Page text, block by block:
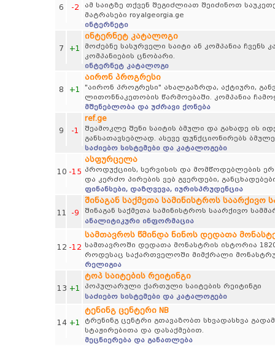
6 -2
ამ საიტზე თქვენ შეგიძლიათ შეიძინოთ
მატრასები royalgeorgia.ge
ინტერნეტი
7 +1
ინტერნეტ კატალოგი
მოძებნე სასურველი საიტი ან კომპანია
კომპანიების ცნობარი.
ინტერნეტ კატალოგი
8 +1
აირონ პროგრესი
"აირონ პროგრესი" ახალგაზრდა, აქტიური,
ლითონნაკეთობის წარმოებაში. კომპანია
მშენებლობა და უძრავი ქონება
9 -1
ref.ge
შეამოკლე შენი საიტის ბმული და გახადე ის
განსათავსებლად. ასევე ფუნქციონირებს
საძიებო სისტემები და კატალოგები
10 -15
ასფურცელა
პროდუქციის, სერვისის და მომწოდებლების
და კერძო პირების ვებ გვერდები,
ფინანსები, დაზღვევა, იურისპრუდენცია
11 -9
შინაგან საქმეთა სამინისტროს საარქივო
შინაგან საქმეთა სამინისტროს საარქივო
ანალიტიკური ინფორმაცია
12 -12
სამთავროს წმინდა ნინოს დედათა
სამთავროში დედათა მონასტრის ისტორია
როდესაც საქართველოში მიმქრალი
რელიგია
13 +1
ტოპ საიტების რეიტინგი
პოპულარული ქართული საიტების რეიტინგი
საძიებო სისტემები და კატალოგები
14 +1
ტენინგ ცენტერი NB
ტრენინგ ცენტრი გთავაზობთ სხვადასხვა
სტაჟირებითა და დასაქმებით.
მეცნიერება და განათლება